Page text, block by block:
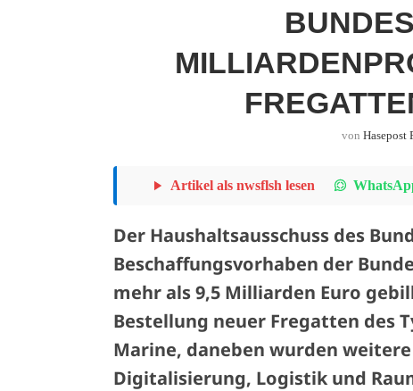
vonHasepost
Artikel als nwsflsh lesen
Der Haushaltsausschuss des
Beschaffungsvorhaben der
mehr als 9,5 Milliarden Euro
Bestellung neuer Fregatten des
Marine, daneben wurden
Digitalisierung, Logistik und